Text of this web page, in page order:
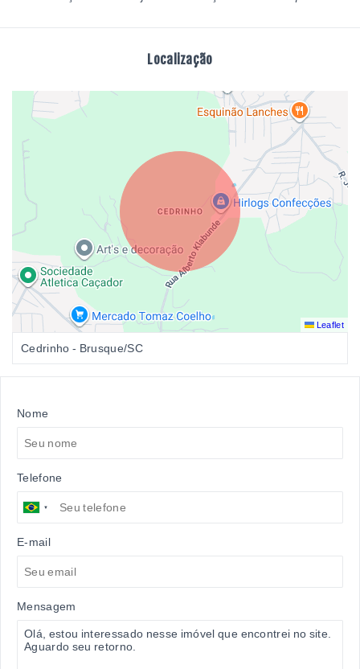
Localização
Leaflet
Cedrinho - Brusque/SC
Nome
Telefone
E-mail
Mensagem